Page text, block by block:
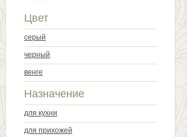
Цвет
серый
черный
венге
Назначение
для кухни
для прихожей